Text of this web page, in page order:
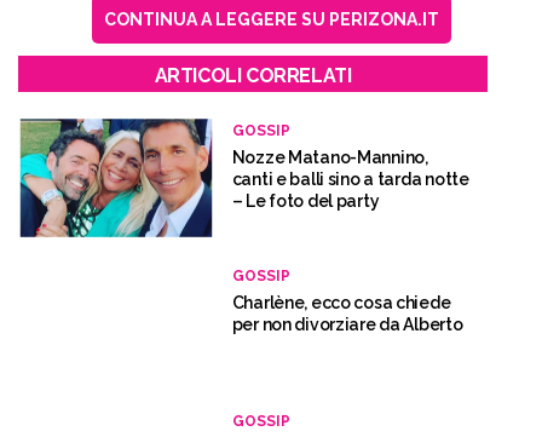
CONTINUA A LEGGERE SU PERIZONA.IT
ARTICOLI CORRELATI
GOSSIP
Nozze Matano-Mannino,
canti e balli sino a tarda notte
– Le foto del party
GOSSIP
Charlène, ecco cosa chiede
per non divorziare da Alberto
GOSSIP